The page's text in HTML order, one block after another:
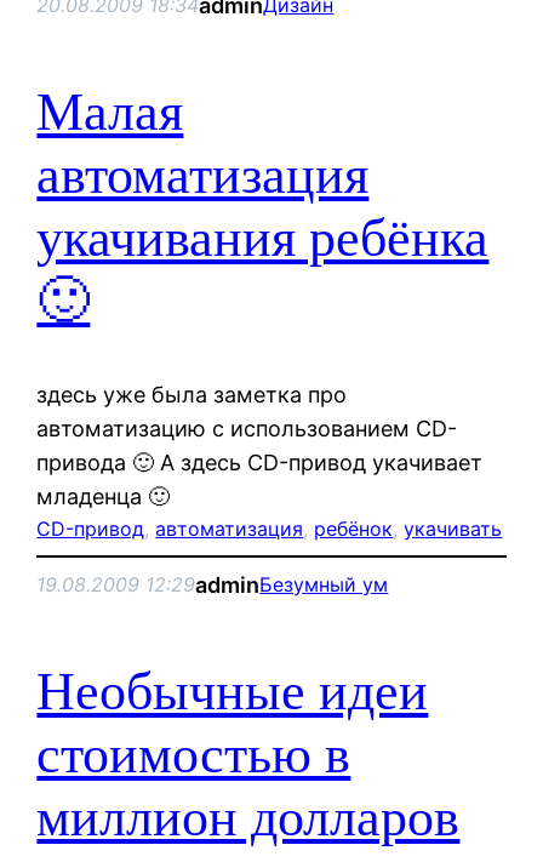
20.08.2009 18:34adminДизайн
Малая
автоматизация
укачивания ребёнка
🙂
здесь уже была заметка про
автоматизацию с использованием CD-
привода 🙂 А здесь CD-привод укачивает
младенца 🙂
CD-привод, автоматизация, ребёнок, укачивать
19.08.2009 12:29adminБезумный ум
Необычные идеи
стоимостью в
миллион долларов